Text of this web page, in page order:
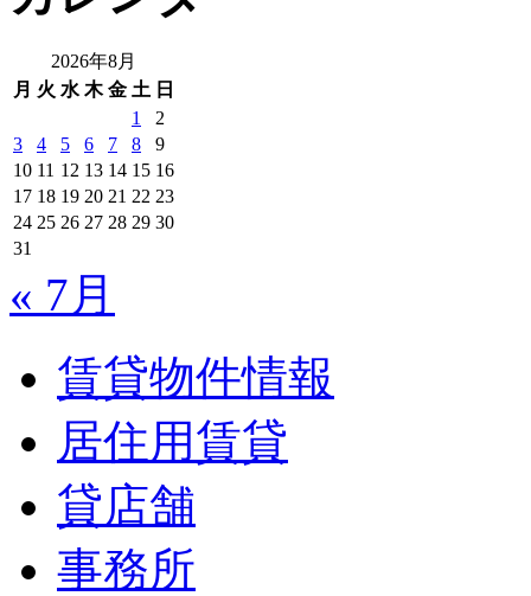
2026年8月
月 火 水 木 金 土 日
1
2
3
4 5 6 7 8
9
10 11 12 13 14 15 16
17 18 19 20 21 22 23
24 25 26 27 28 29 30
31
« 7月
賃貸物件情報
居住用賃貸
貸店舗
事務所